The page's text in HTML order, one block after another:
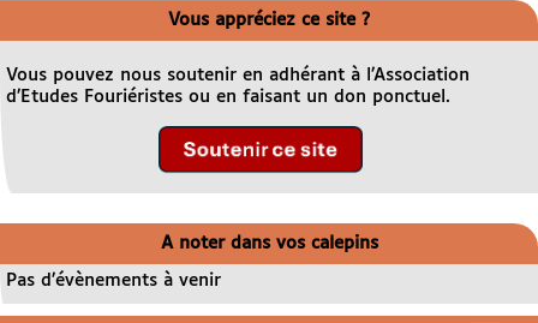
Vous appréciez ce site ?
Vous pouvez nous soutenir en adhérant à l’Association
d’Etudes Fouriéristes ou en faisant un don ponctuel.
A noter dans vos calepins
Pas d’évènements à venir